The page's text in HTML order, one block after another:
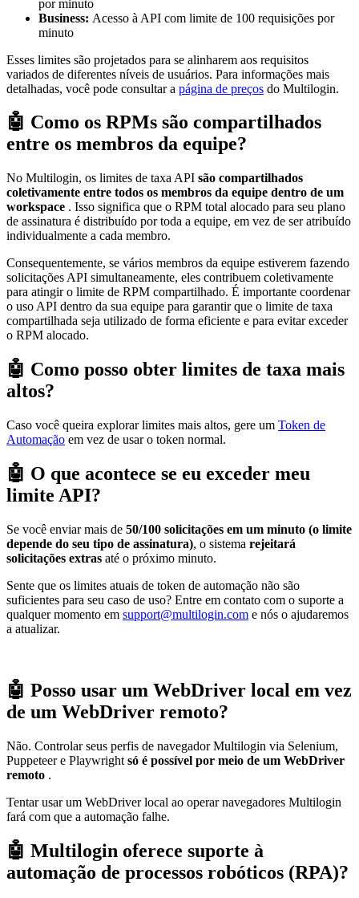
por minuto
Business: Acesso à API com limite de 100 requisições por
minuto
Esses limites são projetados para se alinharem aos requisitos
variados de diferentes níveis de usuários. Para informações mais
detalhadas, você pode consultar a página de preços do Multilogin.
🤖 Como os RPMs são compartilhados
entre os membros da equipe?
No Multilogin, os limites de taxa API são compartilhados
coletivamente entre todos os membros da equipe dentro de um
workspace . Isso significa que o RPM total alocado para seu plano
de assinatura é distribuído por toda a equipe, em vez de ser atribuído
individualmente a cada membro.
Consequentemente, se vários membros da equipe estiverem fazendo
solicitações API simultaneamente, eles contribuem coletivamente
para atingir o limite de RPM compartilhado. É importante coordenar
o uso API dentro da sua equipe para garantir que o limite de taxa
compartilhada seja utilizado de forma eficiente e para evitar exceder
o RPM alocado.
🤖 Como posso obter limites de taxa mais
altos?
Caso você queira explorar limites mais altos, gere um Token de
Automação em vez de usar o token normal.
🤖 O que acontece se eu exceder meu
limite API?
Se você enviar mais de 50/100 solicitações em um minuto (o limite
depende do seu tipo de assinatura), o sistema rejeitará
solicitações extras até o próximo minuto.
Sente que os limites atuais de token de automação não são
suficientes para seu caso de uso? Entre em contato com o suporte a
qualquer momento em support@multilogin.com e nós o ajudaremos
a atualizar.
🤖 Posso usar um WebDriver local em vez
de um WebDriver remoto?
Não. Controlar seus perfis de navegador Multilogin via Selenium,
Puppeteer e Playwright só é possível por meio de um WebDriver
remoto .
Tentar usar um WebDriver local ao operar navegadores Multilogin
fará com que a automação falhe.
🤖 Multilogin oferece suporte à
automação de processos robóticos (RPA)?